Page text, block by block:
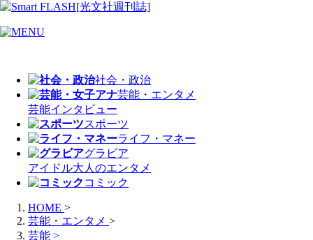
社会・政治
芸能・エンタメ
芸能インタビュー
スポーツ
ライフ・マネー
グラビア
アイドル大人のエンタメ
コミック
HOME >
芸能・エンタメ >
芸能 >